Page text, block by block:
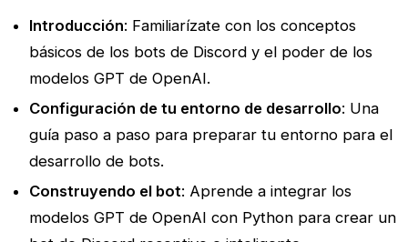
Introducción: Familiarízate con los conceptos
básicos de los bots de Discord y el poder de los
modelos GPT de OpenAI.
Configuración de tu entorno de desarrollo: Una
guía paso a paso para preparar tu entorno para el
desarrollo de bots.
Construyendo el bot: Aprende a integrar los
modelos GPT de OpenAI con Python para crear un